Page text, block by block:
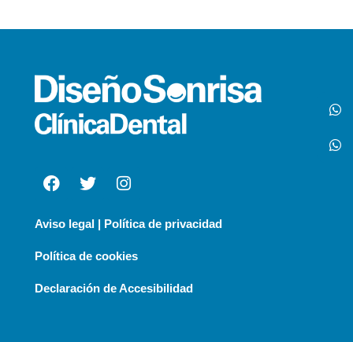
Aviso legal | Política de privacidad
Política de cookies
Declaración de Accesibilidad